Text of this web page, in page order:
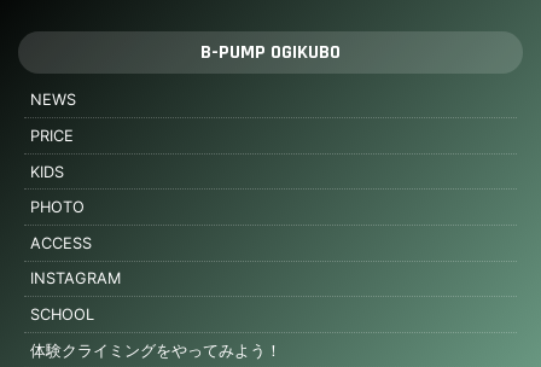
B-PUMP OGIKUBO
NEWS
PRICE
KIDS
PHOTO
ACCESS
INSTAGRAM
SCHOOL
体験クライミングをやってみよう！